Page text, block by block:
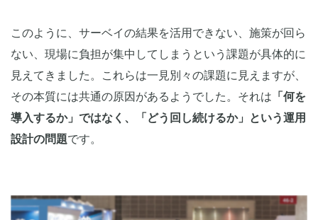
このように、サーベイの結果を活用できない、施策が回ら
ない、現場に負担が集中してしまうという課題が具体的に
見えてきました。これらは一見別々の課題に見えますが、
その本質には共通の原因があるようでした。それは 「何を
導入するか」ではなく、「どう回し続けるか」という運用
設計の問題です。